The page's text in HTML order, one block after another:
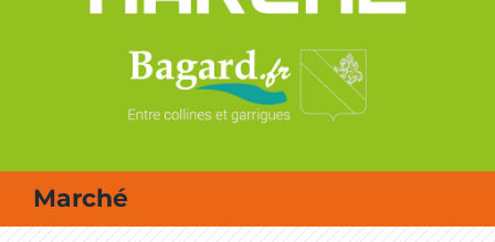
MES SORTIES / MES LOISIRS
Marché